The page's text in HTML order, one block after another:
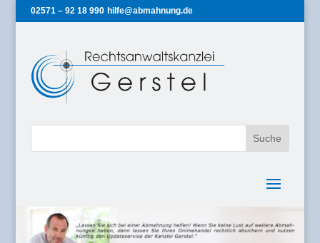
02571 – 92 18 990 hilfe@abmahnung.de